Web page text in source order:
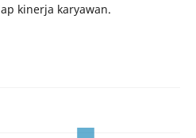
kinerja karyawan.